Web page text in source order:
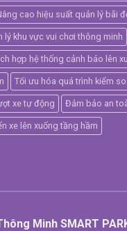
cao hiệu suất quản lý bãi
lý khu vực vui chơi thông minh
hợp hệ thống cảnh báo lên
Tối ưu hóa quá trình kiểm
xe tự động Đảm bảo an
xe lên xuống tầng hầm
Minh SMART